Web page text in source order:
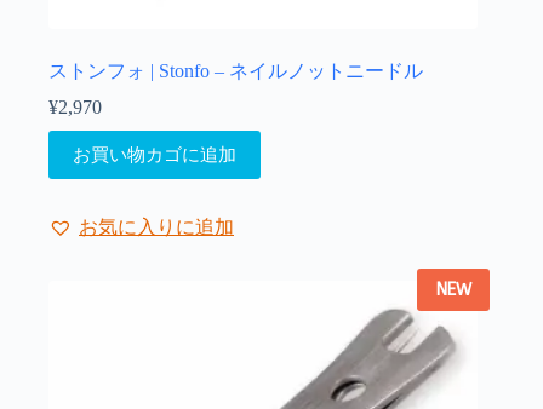
ストンフォ | Stonfo – ネイルノットニードル
¥2,970
お買い物カゴに追加
お気に入りに追加
NEW